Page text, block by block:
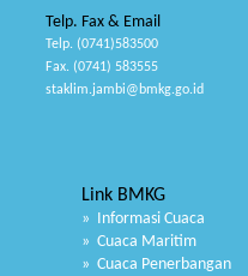
Telp. Fax & Email
Telp. (0741)583500
Fax. (0741) 583555
staklim.jambi@bmkg.go.id
Link BMKG
» Informasi Cuaca
» Cuaca Maritim
» Cuaca Penerbangan